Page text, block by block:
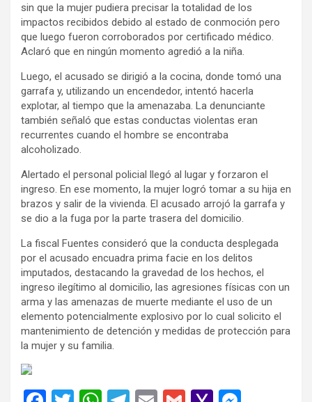
sin que la mujer pudiera precisar la totalidad de los
impactos recibidos debido al estado de conmoción pero
que luego fueron corroborados por certificado médico.
Aclaró que en ningún momento agredió a la niña.
Luego, el acusado se dirigió a la cocina, donde tomó una
garrafa y, utilizando un encendedor, intentó hacerla
explotar, al tiempo que la amenazaba. La denunciante
también señaló que estas conductas violentas eran
recurrentes cuando el hombre se encontraba
alcoholizado.
Alertado el personal policial llegó al lugar y forzaron el
ingreso. En ese momento, la mujer logró tomar a su hija en
brazos y salir de la vivienda. El acusado arrojó la garrafa y
se dio a la fuga por la parte trasera del domicilio.
La fiscal Fuentes consideró que la conducta desplegada
por el acusado encuadra prima facie en los delitos
imputados, destacando la gravedad de los hechos, el
ingreso ilegítimo al domicilio, las agresiones físicas con un
arma y las amenazas de muerte mediante el uso de un
elemento potencialmente explosivo por lo cual solicito el
mantenimiento de detención y medidas de protección para
la mujer y su familia.